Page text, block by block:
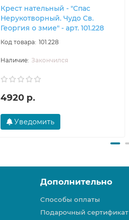
Крест нательный - "Спас
Нерукотворный. Чудо Cв.
Георгия о змие" - арт. 101.228
101.228
Закончился
4920 р.
Уведомить
Дополнительно
Способы оплаты
Подарочный сертификат